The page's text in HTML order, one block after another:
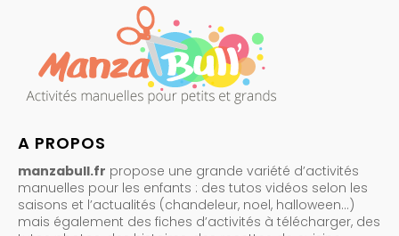
A PROPOS
manzabull.fr propose une grande variété d’activités
manuelles pour les enfants : des tutos vidéos selon les
saisons et l’actualités (chandeleur, noel, halloween…)
mais également des fiches d’activités à télécharger, des